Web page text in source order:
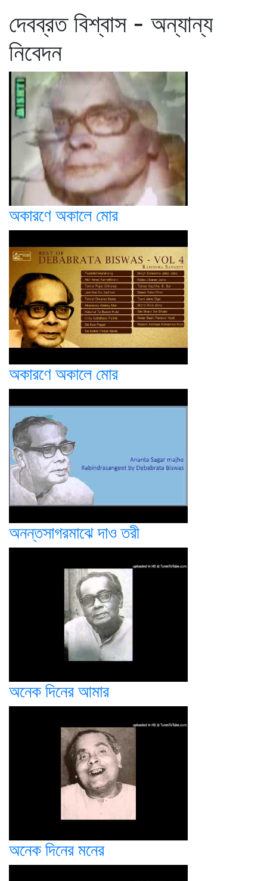
দেবব্রত বিশ্বাস - অন্যান্য
নিবেদন
অকারণে অকালে মোর
অকারণে অকালে মোর
অনন্তসাগরমাঝে দাও তরী
অনেক দিনের আমার
অনেক দিনের মনের